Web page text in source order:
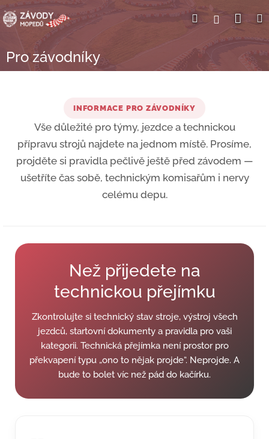
na
obsah
HledatPřihlášení
Pro závodníky
INFORMACE PRO ZÁVODNÍKY
Vše důležité pro týmy, jezdce a technickou
přípravu strojů najdete na jednom místě. Prosíme,
projděte si pravidla pečlivě ještě před závodem —
ušetříte čas sobě, technickým komisařům i nervy
celému depu.
Než přijedete na
technickou přejímku
Zkontrolujte si technický stav stroje, výstroj všech
jezdců, startovní dokumenty a pravidla pro vaši
kategorii. Technická přejímka není prostor pro
překvapení typu „ono to nějak projde“. Neprojde. A
bude to bolet víc než pád do kačírku.